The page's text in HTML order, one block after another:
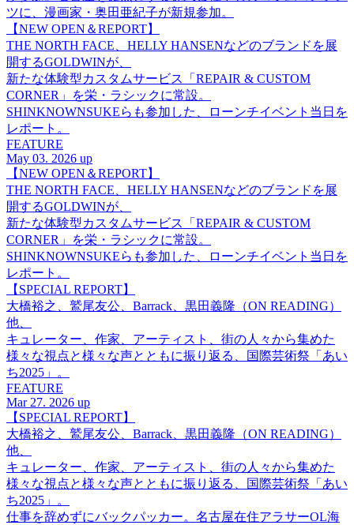
ツに、漫画家・奥田亜紀子が新規参加。
【NEW OPEN＆REPORT】
THE NORTH FACE、HELLY HANSENなどのブランドを展
開するGOLDWINが、
新たな体験型カスタムサービス「REPAIR & CUSTOM
CORNER」を栄・ラシックに常設。
SHINKNOWNSUKEらも参加した、ローンチイベント当日を
レポート。
FEATURE
May 03. 2026 up
【NEW OPEN＆REPORT】
THE NORTH FACE、HELLY HANSENなどのブランドを展
開するGOLDWINが、
新たな体験型カスタムサービス「REPAIR & CUSTOM
CORNER」を栄・ラシックに常設。
SHINKNOWNSUKEらも参加した、ローンチイベント当日を
レポート。
【SPECIAL REPORT】
大橋裕之、鷲尾友公、Barrack、黒田義隆（ON READING）
他、
キュレーター、作家、アーティスト、街の人々から集めた
様々な視点と様々な声とともに振り返る、国際芸術祭「あい
ち2025」。
FEATURE
Mar 27. 2026 up
【SPECIAL REPORT】
大橋裕之、鷲尾友公、Barrack、黒田義隆（ON READING）
他、
キュレーター、作家、アーティスト、街の人々から集めた
様々な視点と様々な声とともに振り返る、国際芸術祭「あい
ち2025」。
仕事を辞めずにバックパッカー。名古屋在住アラサーOL海